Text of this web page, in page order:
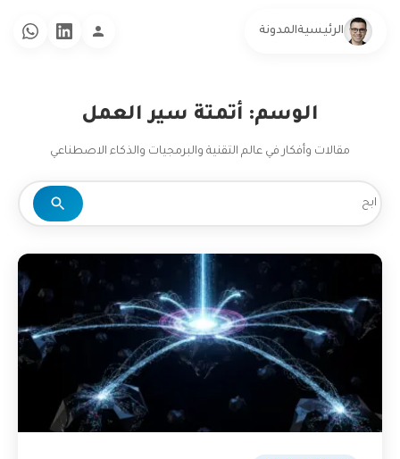
الرئيسيةالمدونة
الوسم: أتمتة سير العمل
مقالات وأفكار في عالم التقنية والبرمجيات والذكاء الاصطناعي